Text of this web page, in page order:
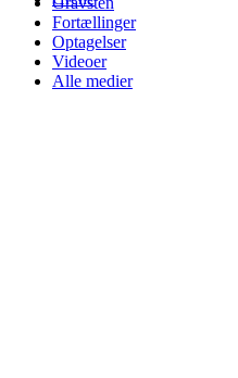
Fortællinger
Optagelser
Videoer
Alle medier